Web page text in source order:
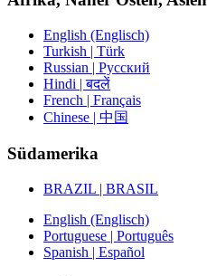
English (Englisch)
Turkish | Türk
Russian | Русский
Hindi | बदलें
French | Français
Chinese | 中国
Südamerika
BRAZIL | BRASIL
English (Englisch)
Portuguese | Português
Spanish | Español